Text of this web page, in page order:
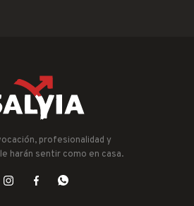
profesionalidad y
harán sentir como en casa.